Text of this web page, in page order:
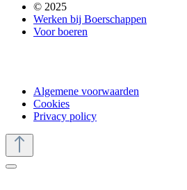
© 2025
Werken bij Boerschappen
Voor boeren
Algemene voorwaarden
Cookies
Privacy policy